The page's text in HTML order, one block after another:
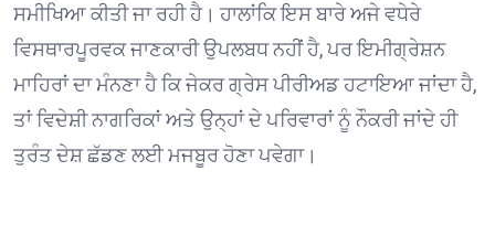
ਸਮੀਖਿਆ ਕੀਤੀ ਜਾ ਰਹੀ ਹੈ। ਹਾਲਾਂਕਿ ਇਸ ਬਾਰੇ ਅਜੇ ਵਧੇਰੇ
ਵਿਸਥਾਰਪੂਰਵਕ ਜਾਣਕਾਰੀ ਉਪਲਬਧ ਨਹੀਂ ਹੈ, ਪਰ ਇਮੀਗ੍ਰੇਸ਼ਨ
ਮਾਹਿਰਾਂ ਦਾ ਮੰਨਣਾ ਹੈ ਕਿ ਜੇਕਰ ਗ੍ਰੇਸ ਪੀਰੀਅਡ ਹਟਾਇਆ ਜਾਂਦਾ ਹੈ,
ਤਾਂ ਵਿਦੇਸ਼ੀ ਨਾਗਰਿਕਾਂ ਅਤੇ ਉਨ੍ਹਾਂ ਦੇ ਪਰਿਵਾਰਾਂ ਨੂੰ ਨੌਕਰੀ ਜਾਂਦੇ ਹੀ
ਤੁਰੰਤ ਦੇਸ਼ ਛੱਡਣ ਲਈ ਮਜਬੂਰ ਹੋਣਾ ਪਵੇਗਾ।